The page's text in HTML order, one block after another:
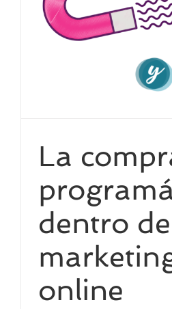
La
dentro
online